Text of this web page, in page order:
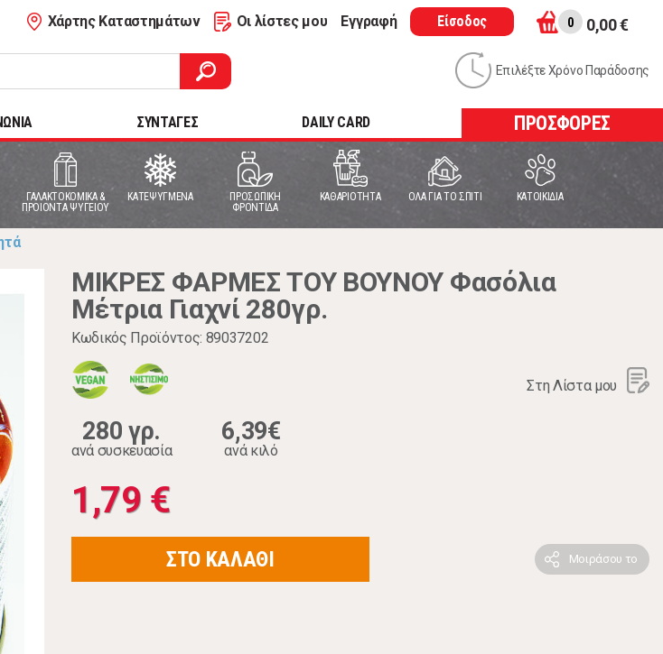
Χάρτης Καταστημάτων Οι λίστες μου Εγγραφή Είσοδος 0 0,00 €
Επιλέξτε Χρόνο Παράδοσης
ΣΥΝΤΑΓΕΣ DAILY CARD ΠΡΟΣΦΟΡΕΣ
ΓΑΛΑΚΤΟΚΟΜΙΚΑ &
ΠΡΟΙΟΝΤΑ ΨΥΓΕΙΟΥ
ΚΑΤΕΨΥΓΜΕΝΑ
ΠΡΟΣΩΠΙΚΗ
ΦΡΟΝΤΙΔΑ
ΚΑΘΑΡΙΟΤΗΤΑ ΟΛΑ ΓΙΑ ΤΟ ΣΠΙΤΙ ΚΑΤΟΙΚΙΔΙΑ
ΜΙΚΡΕΣ ΦΑΡΜΕΣ ΤΟΥ ΒΟΥΝΟΥ Φασόλια
Μέτρια Γιαχνί 280γρ.
Κωδικός Προϊόντος: 89037202
Στη Λίστα μου
280 γρ.
ανά συσκευασία
6,39€
ανά κιλό
1,79 €
ΣΤΟ ΚΑΛΑΘΙ Μοιράσου το